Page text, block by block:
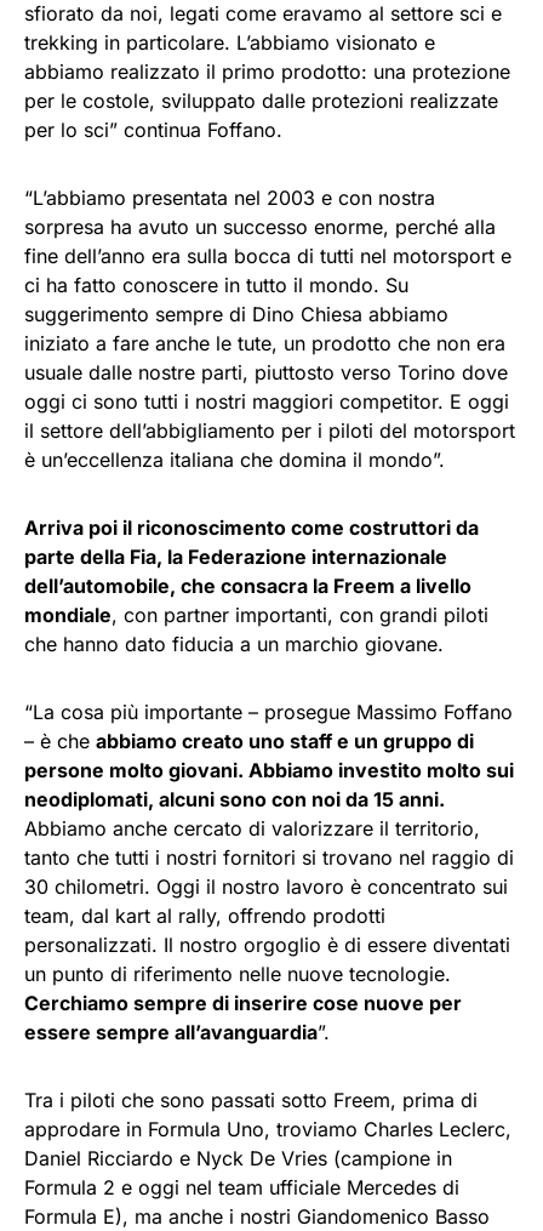
sfiorato da noi, legati come eravamo al settore sci e
trekking in particolare. L’abbiamo visionato e
abbiamo realizzato il primo prodotto: una protezione
per le costole, sviluppato dalle protezioni realizzate
per lo sci” continua Foffano.
“L’abbiamo presentata nel 2003 e con nostra
sorpresa ha avuto un successo enorme, perché alla
fine dell’anno era sulla bocca di tutti nel motorsport e
ci ha fatto conoscere in tutto il mondo. Su
suggerimento sempre di Dino Chiesa abbiamo
iniziato a fare anche le tute, un prodotto che non era
usuale dalle nostre parti, piuttosto verso Torino dove
oggi ci sono tutti i nostri maggiori competitor. E oggi
il settore dell’abbigliamento per i piloti del motorsport
è un’eccellenza italiana che domina il mondo”.
Arriva poi il riconoscimento come costruttori da
parte della Fia, la Federazione internazionale
dell’automobile, che consacra la Freem a livello
mondiale, con partner importanti, con grandi piloti
che hanno dato fiducia a un marchio giovane.
“La cosa più importante – prosegue Massimo Foffano
– è che abbiamo creato uno staff e un gruppo di
persone molto giovani. Abbiamo investito molto sui
neodiplomati, alcuni sono con noi da 15 anni.
Abbiamo anche cercato di valorizzare il territorio,
tanto che tutti i nostri fornitori si trovano nel raggio di
30 chilometri. Oggi il nostro lavoro è concentrato sui
team, dal kart al rally, offrendo prodotti
personalizzati. Il nostro orgoglio è di essere diventati
un punto di riferimento nelle nuove tecnologie.
Cerchiamo sempre di inserire cose nuove per
essere sempre all’avanguardia”.
Tra i piloti che sono passati sotto Freem, prima di
approdare in Formula Uno, troviamo Charles Leclerc,
Daniel Ricciardo e Nyck De Vries (campione in
Formula 2 e oggi nel team ufficiale Mercedes di
Formula E), ma anche i nostri Giandomenico Basso